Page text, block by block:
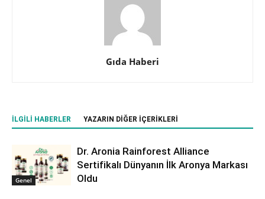
Gıda Haberi
İLGILI HABERLER YAZARIN DIĞER İÇERIKLERI
Genel
Dr. Aronia Rainforest Alliance
Sertifikalı Dünyanın İlk Aronya Markası
Oldu